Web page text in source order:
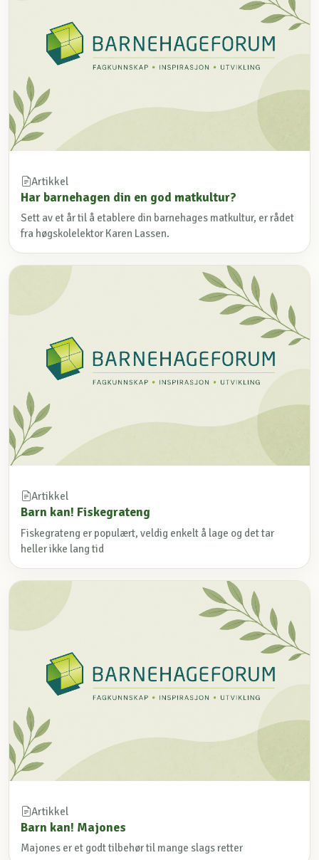
Artikkel
Har barnehagen din en god matkultur?
Sett av et år til å etablere din barnehages matkultur, er rådet
fra høgskolelektor Karen Lassen.
Artikkel
Barn kan! Fiskegrateng
Fiskegrateng er populært, veldig enkelt å lage og det tar
heller ikke lang tid
Artikkel
Barn kan! Majones
Majones er et godt tilbehør til mange slags retter